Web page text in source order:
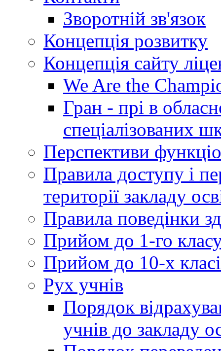
Зворотній зв'язок
Концепція розвитку
Концепція сайту
We Are the
Гран - прі в
спеціалізованих
Перспективи
Правила доступу і
території закладу
Правила поведінки
Прийом до 1-го
Прийом до 10-х
Рух учнів
Порядок
учнів до закладу